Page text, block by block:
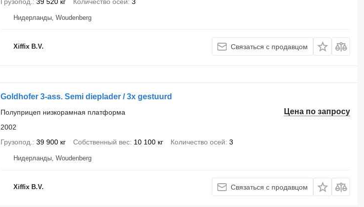
Грузопод. 39 520 кг Количество осей 3
Нидерланды, Woudenberg
Xiffix B.V. Связаться с продавцом
Goldhofer 3-ass. Semi dieplader / 3x gestuurd
Цена по запросу
Полуприцеп низкорамная платформа
2002
Грузопод.
39 900 кг Собственный вес 10 100 кг Количество осей 3
Нидерланды, Woudenberg
Xiffix B.V. Связаться с продавцом